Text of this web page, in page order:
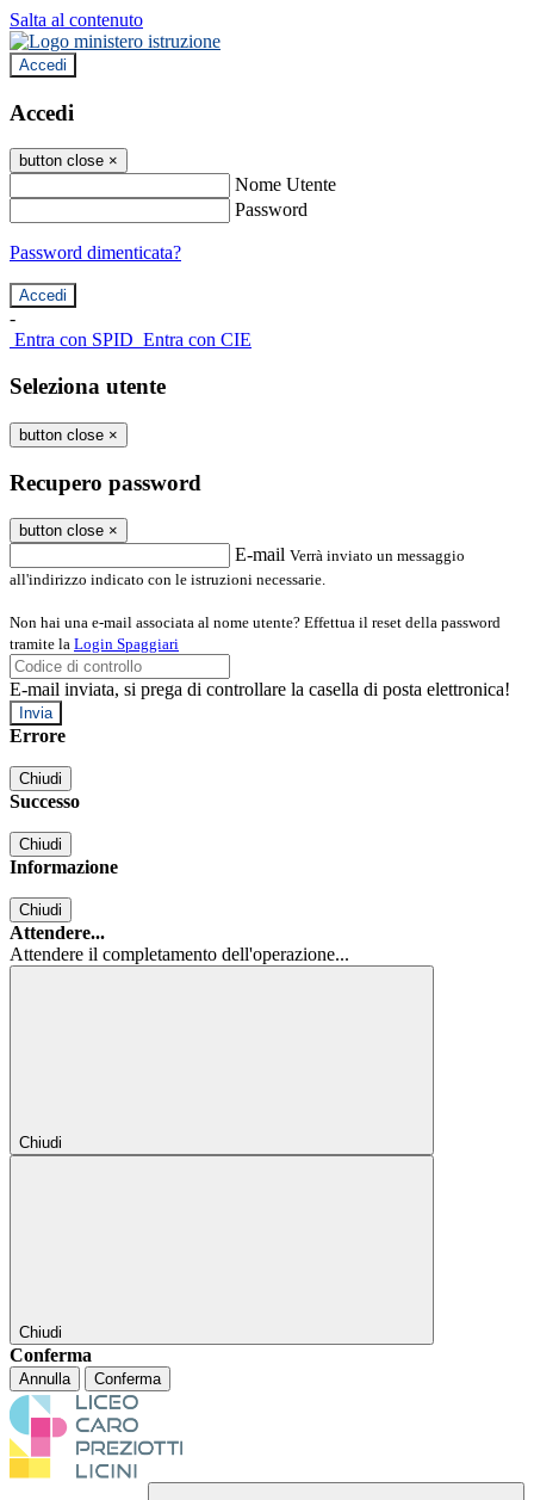
Salta al contenuto
Accedi
Accedi
button close ×
Nome Utente
Password
Password dimenticata?
-
Entra con SPID Entra con CIE
Seleziona utente
button close ×
Recupero password
button close ×
E-mail Verrà inviato un messaggio
all'indirizzo indicato con le istruzioni necessarie.
Non hai una e-mail associata al nome utente? Effettua il reset della password
tramite la Login Spaggiari
E-mail inviata, si prega di controllare la casella di posta elettronica!
Errore
Chiudi
Successo
Chiudi
Informazione
Chiudi
Attendere...
Attendere il completamento dell'operazione...
Chiudi
Chiudi
Conferma
Annulla Conferma